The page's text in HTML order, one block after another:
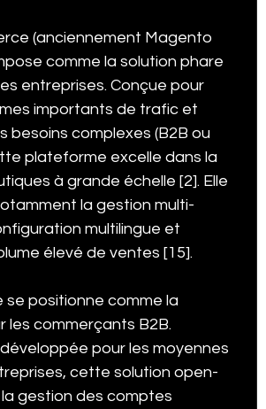
(anciennement Magento
comme la solution phare
entreprises. Conçue pour
importants de trafic et
besoins complexes (B2B ou
plateforme excelle dans la
à grande échelle [2]. Elle
la gestion multi-
multilingue et
élevé de ventes [15].
se positionne comme la
les commerçants B2B.
pour les moyennes
cette solution open-
gestion des comptes